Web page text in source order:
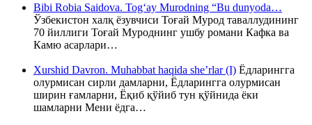
Bibi Robia Saidova. Tog‘ay Murodning “Bu dunyoda…
Ўзбекистон халқ ёзувчиси Тоғай Мурод таваллудининг
70 йиллиги Тоғай Муроднинг ушбу романи Кафка ва
Камю асарлари…
Xurshid Davron. Muhabbat haqida she’rlar (I) Ёдларингга
олурмисан сирли дамларни, Ёдларингга олурмисан
ширин ғамларни, Ёқиб қўйиб тун қўйнида ёки
шамларни Мени ёдга…